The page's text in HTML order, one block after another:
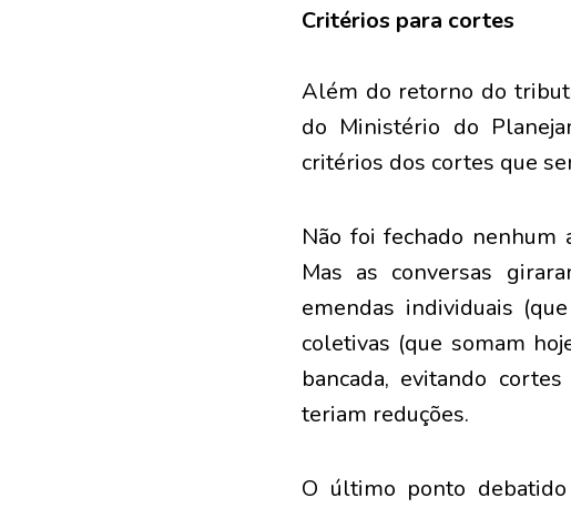
Critérios para cortes
Além do retorno do
do Ministério do
critérios dos cortes que
Não foi fechado nenhum
Mas as conversas
emendas individuais
coletivas (que somam
bancada, evitando
teriam reduções.
O último ponto